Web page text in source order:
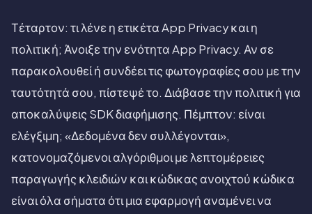
Τέταρτον: τι λένε η ετικέτα App Privacy και η
πολιτική; Άνοιξε την ενότητα App Privacy. Αν σε
παρακολουθεί ή συνδέει τις φωτογραφίες σου με την
ταυτότητά σου, πίστεψέ το. Διάβασε την πολιτική για
αποκαλύψεις SDK διαφήμισης. Πέμπτον: είναι
ελέγξιμη; «Δεδομένα δεν συλλέγονται»,
κατονομαζόμενοι αλγόριθμοι με λεπτομέρειες
παραγωγής κλειδιών και κώδικας ανοιχτού κώδικα
είναι όλα σήματα ότι μια εφαρμογή αναμένει να